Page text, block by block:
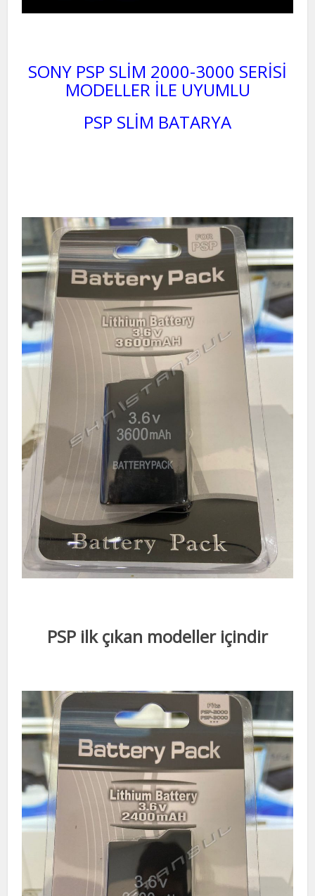
SONY PSP SLİM 2000-3000 SERİSİ
MODELLER İLE UYUMLU
PSP SLİM BATARYA
PSP ilk çıkan modeller içindir